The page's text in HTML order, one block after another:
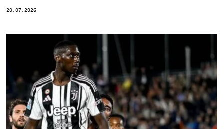
20.07.2026